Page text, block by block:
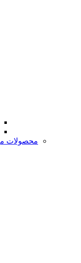
محصولات